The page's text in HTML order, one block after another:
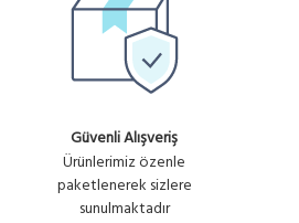
Güvenli Alışveriş
Ürünlerimiz özenle
paketlenerek sizlere
sunulmaktadır